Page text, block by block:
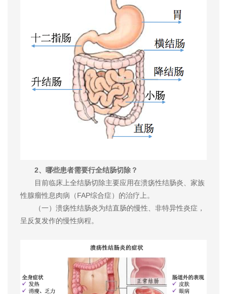
2、哪些患者需要行全结肠切除？
目前临床上全结肠切除主要应用在溃疡性结肠炎、家族
性腺瘤性息肉病（FAP综合症）的治疗上。
（一）溃疡性结肠炎为结直肠的慢性、非特异性炎症，
呈反复发作的慢性病程。